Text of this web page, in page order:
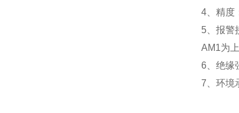
4 、精度
5
报警
AM1为
6
绝
7
环